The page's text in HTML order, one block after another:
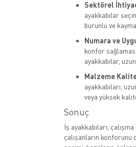
Sektörel
ayakkabılar
burunlu ve
Numara ve
konfor
ayakkabılar,
Malzeme
ayakkabıları,
veya yüksek
Sonuç
İş ayakkabıları,
çalışanların konforunu